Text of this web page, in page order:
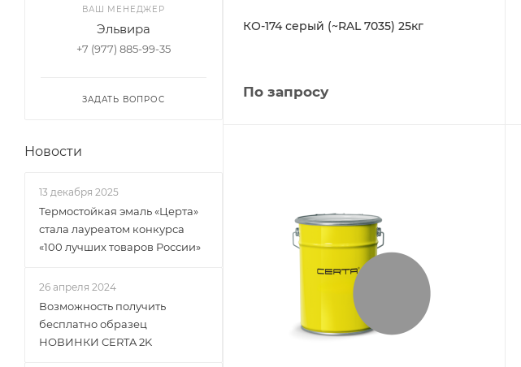
КО-174 серый (~RAL 7035) 25кг
По запросу
ВАШ МЕНЕДЖЕР
Эльвира
+7 (977) 885-99-35
ЗАДАТЬ ВОПРОС
Новости
13 декабря 2025
Термостойкая эмаль «Церта»
стала лауреатом конкурса
«100 лучших товаров России»
26 апреля 2024
Возможность получить
бесплатно образец
НОВИНКИ CERTA 2K